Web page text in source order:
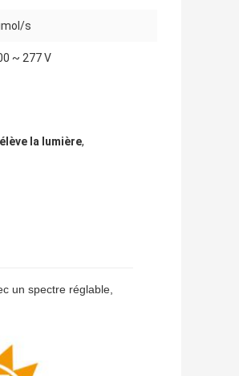
s
~ 277 V
la lumière,
un spectre réglable,